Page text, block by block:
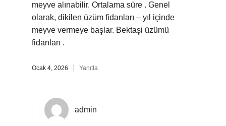
meyve alınabilir. Ortalama süre . Genel
olarak, dikilen üzüm fidanları – yıl içinde
meyve vermeye başlar. Bektaşi üzümü
fidanları .
Ocak 4, 2026 Yanıtla
admin